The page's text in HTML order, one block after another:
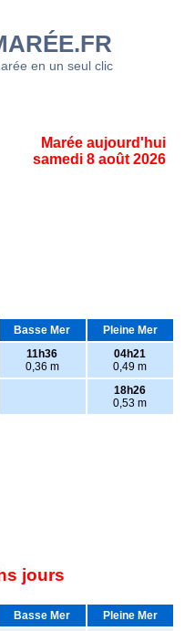
en un seul clic
Marée aujourd'hui
samedi 8 août 2026
Basse Mer Pleine Mer
11h36
0,36 m
04h21
0,49 m
18h26
0,53 m
jours
Basse Mer Pleine Mer